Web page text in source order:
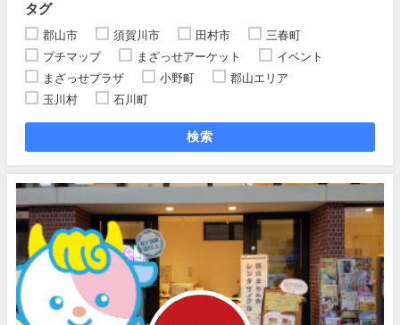
タグ
郡山市 須賀川市 田村市
三春町
プチマップ
まざっせアーケット
イベント
まざっせプラザ
小野町
郡山エリア
玉川村
石川町
検索